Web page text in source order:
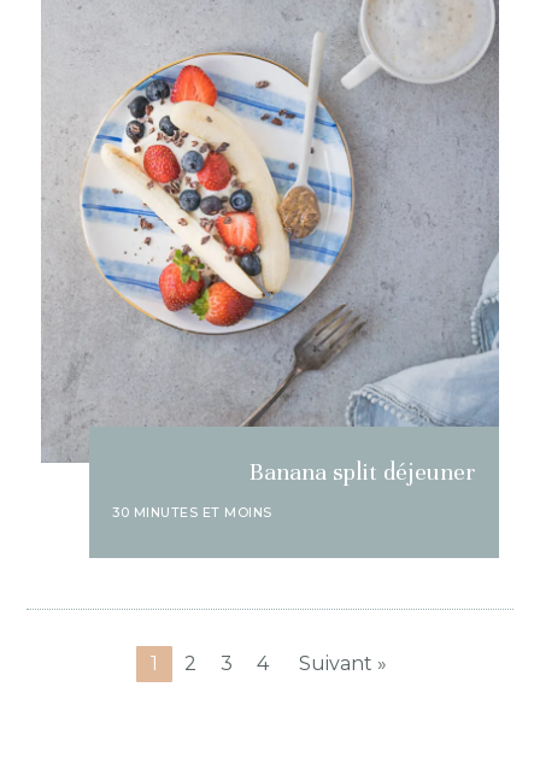
Banana split déjeuner
30 MINUTES ET MOINS
1 2 3 4 Suivant »